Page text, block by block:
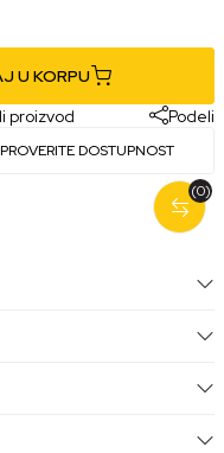
U KORPU
proizvod Podeli
PROVERITE DOSTUPNOST
(0)